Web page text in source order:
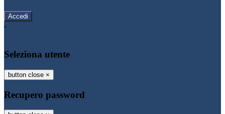
-
Seleziona utente
button close ×
Recupero password